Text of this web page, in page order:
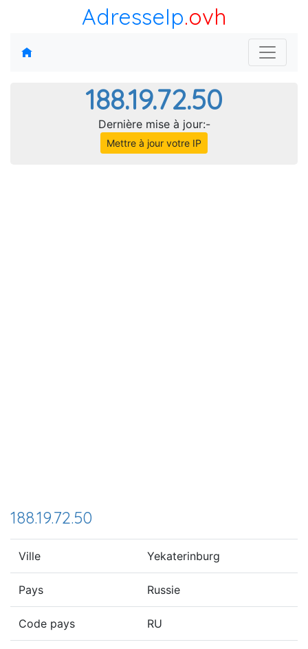
AdresseIp.ovh
188.19.72.50
Dernière mise à jour:-
Mettre à jour votre IP
188.19.72.50
Ville Yekaterinburg
Pays Russie
Code pays RU